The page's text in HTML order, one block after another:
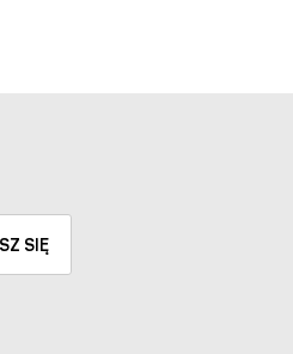
SIĘ